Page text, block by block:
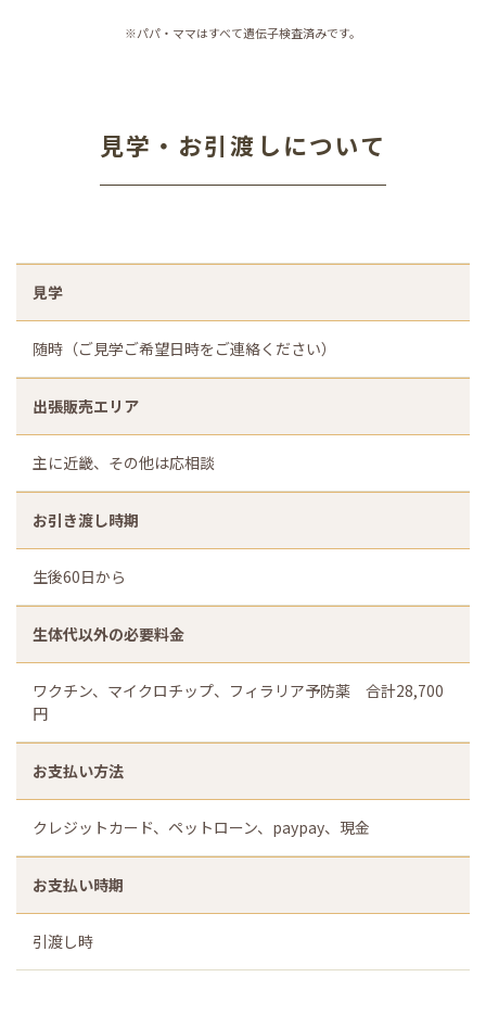
※パパ・ママはすべて遺伝子検査済みです。
見学・お引渡しについて
見学
随時（ご見学ご希望日時をご連絡ください）
出張販売エリア
主に近畿、その他は応相談
お引き渡し時期
生後60日から
生体代以外の必要料金
ワクチン、マイクロチップ、フィラリア予防薬 合計28,700
円
お支払い方法
クレジットカード、ペットローン、paypay、現金
お支払い時期
引渡し時